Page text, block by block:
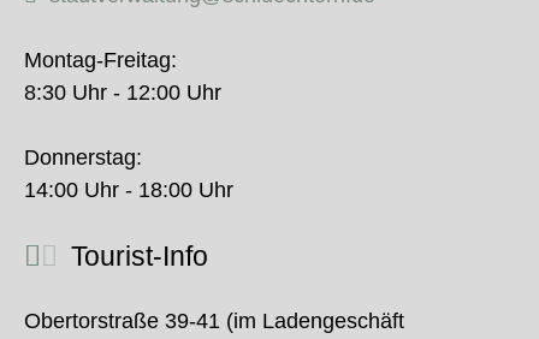
Montag-Freitag:
8:30 Uhr - 12:00 Uhr
Donnerstag:
14:00 Uhr - 18:00 Uhr
Tourist-Info
Obertorstraße 39-41 (im Ladengeschäft